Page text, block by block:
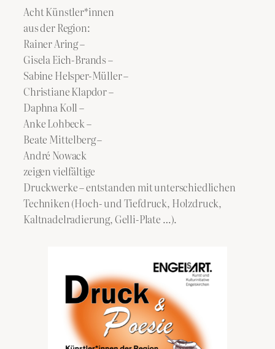
Acht Künstler*innen
aus der Region:
Rainer Aring –
Gisela Eich-Brands –
Sabine Helsper-Müller –
Christiane Klapdor –
Daphna Koll –
Anke Lohbeck –
Beate Mittelberg –
André Nowack
zeigen vielfältige
Druckwerke – entstanden mit unterschiedlichen
Techniken (Hoch- und Tiefdruck, Holzdruck,
Kaltnadelradierung, Gelli-Plate …).